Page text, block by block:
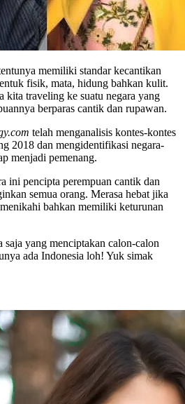
memiliki standar kecantikan
fisik, mata, hidung bahkan kulit.
kita traveling ke suatu negara yang
berparas cantik dan rupawan.
telah menganalisis kontes-kontes
2018 dan mengidentifikasi negara-
menjadi pemenang.
ini pencipta perempuan cantik dan
semua orang. Merasa hebat jika
bahkan memiliki keturunan
saja yang menciptakan calon-calon
ada Indonesia loh! Yuk simak